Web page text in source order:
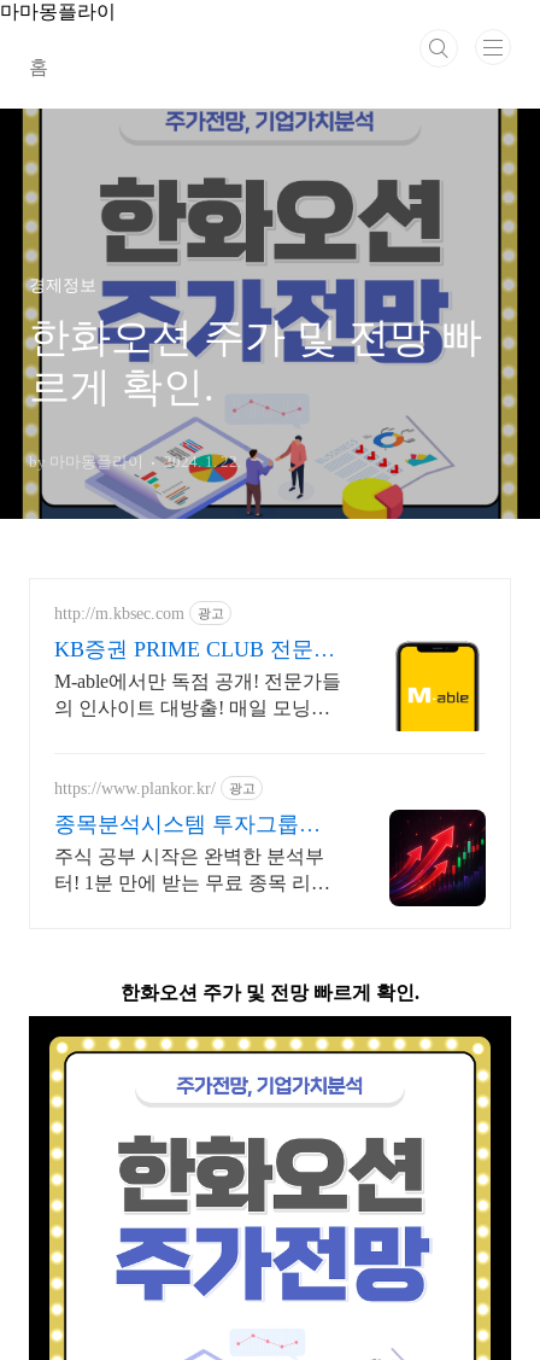
본문 바로가기
마마몽플라이
홈
경제정보
한화오션 주가 및 전망 빠
르게 확인.
by 마마몽플라이 2024. 1. 22.
http://m.kbsec.com 광고
KB증권 PRIME CLUB 전문가
와 만나는 맞춤 상담
M-able에서만 독점 공개! 전문가들
의 인사이트 대방출! 매일 모닝전
https://www.plankor.kr/ 광고
종목분석시스템 투자그룹플
랜 가입즉시 무료리포트 100%
주식 공부 시작은 완벽한 분석부
터! 1분 만에 받는 무료 종목 리포
한화오션 주가 및 전망 빠르게 확인.